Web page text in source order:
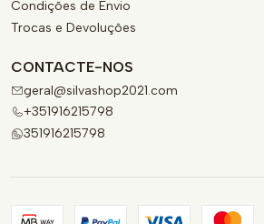
Condições de Envio
Trocas e Devoluções
CONTACTE-NOS
geral@silvashop2021.com
+351916215798
351916215798